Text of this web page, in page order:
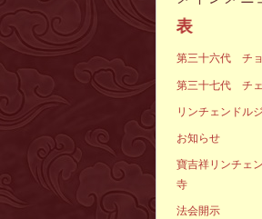
第三十六代 チ
第三十七代 チ
リンチェンドル
お知らせ
寶吉祥リンチェ
寺
法会開示